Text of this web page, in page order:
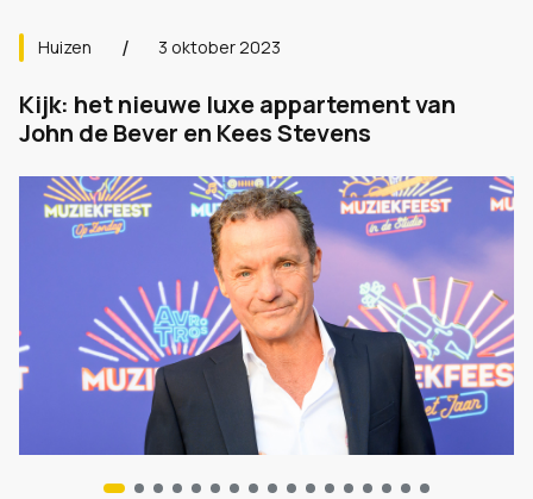
Huizen 3 oktober 2023
Kijk: het nieuwe luxe appartement van
John de Bever en Kees Stevens